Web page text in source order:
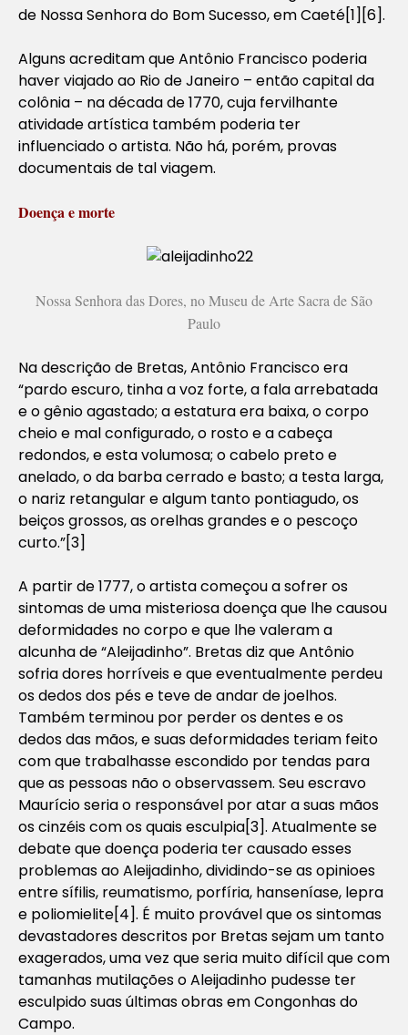
de Nossa Senhora do Bom Sucesso, em Caeté[1][6].
Alguns acreditam que Antônio Francisco poderia
haver viajado ao Rio de Janeiro – então capital da
colônia – na década de 1770, cuja fervilhante
atividade artística também poderia ter
influenciado o artista. Não há, porém, provas
documentais de tal viagem.
Doença e morte
Nossa Senhora das Dores, no Museu de Arte Sacra de São
Paulo
Na descrição de Bretas, Antônio Francisco era
“pardo escuro, tinha a voz forte, a fala arrebatada
e o gênio agastado; a estatura era baixa, o corpo
cheio e mal configurado, o rosto e a cabeça
redondos, e esta volumosa; o cabelo preto e
anelado, o da barba cerrado e basto; a testa larga,
o nariz retangular e algum tanto pontiagudo, os
beiços grossos, as orelhas grandes e o pescoço
curto.”[3]
A partir de 1777, o artista começou a sofrer os
sintomas de uma misteriosa doença que lhe causou
deformidades no corpo e que lhe valeram a
alcunha de “Aleijadinho”. Bretas diz que Antônio
sofria dores horríveis e que eventualmente perdeu
os dedos dos pés e teve de andar de joelhos.
Também terminou por perder os dentes e os
dedos das mãos, e suas deformidades teriam feito
com que trabalhasse escondido por tendas para
que as pessoas não o observassem. Seu escravo
Maurício seria o responsável por atar a suas mãos
os cinzéis com os quais esculpia[3]. Atualmente se
debate que doença poderia ter causado esses
problemas ao Aleijadinho, dividindo-se as opinioes
entre sífilis, reumatismo, porfíria, hanseníase, lepra
e poliomielite[4]. É muito provável que os sintomas
devastadores descritos por Bretas sejam um tanto
exagerados, uma vez que seria muito difícil que com
tamanhas mutilações o Aleijadinho pudesse ter
esculpido suas últimas obras em Congonhas do
Campo.